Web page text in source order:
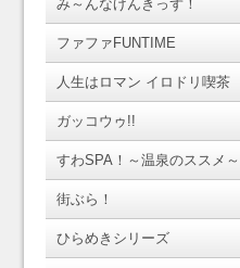
み～んなげんきっず！
ファファFUNTIME
人生はロマン イロドリ喫茶
ガッコウゥ!!
すわSPA！～温泉のススメ～
街ぶら！
ひらめきシリーズ